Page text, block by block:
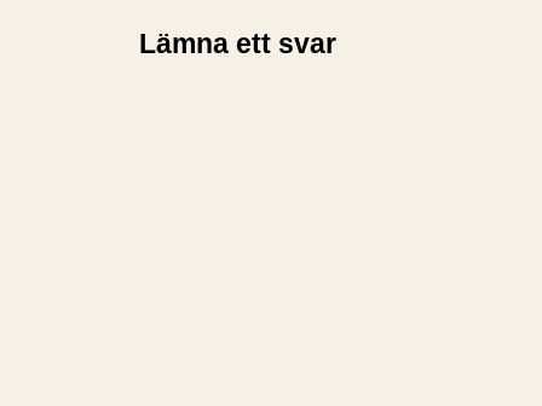
Lämna ett svar